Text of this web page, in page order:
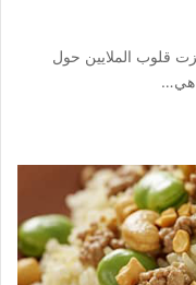
قلوب الملايين حول
هي…